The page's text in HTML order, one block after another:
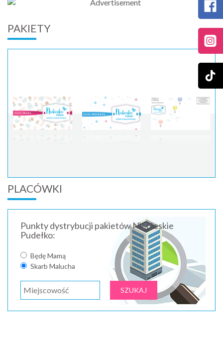
PAKIETY
PLACÓWKI
Punkty dystrybucji pakietów Niebieskie
Pudełko:
Będę Mamą
Skarb Malucha